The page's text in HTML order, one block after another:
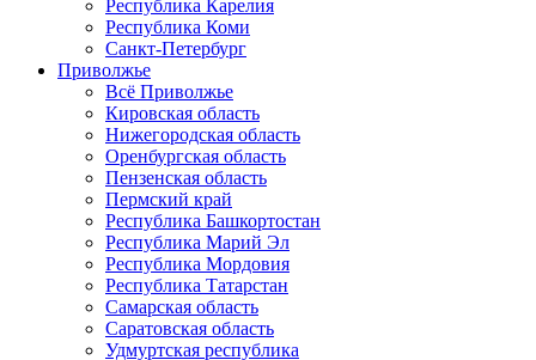
Республика Карелия
Республика Коми
Санкт-Петербург
Приволжье
Всё Приволжье
Кировская область
Нижегородская область
Оренбургская область
Пензенская область
Пермский край
Республика Башкортостан
Республика Марий Эл
Республика Мордовия
Республика Татарстан
Самарская область
Саратовская область
Удмуртская республика